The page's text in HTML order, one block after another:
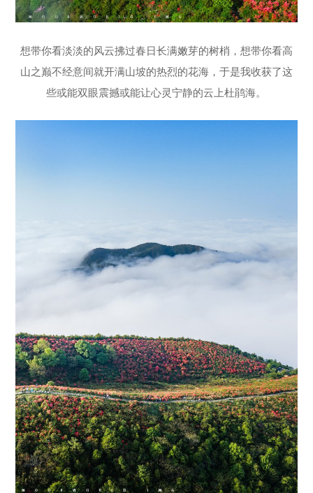
想带你看淡淡的风云拂过春日长满嫩芽的树梢，想带你看高
山之巅不经意间就开满山坡的热烈的花海，于是我收获了这
些或能双眼震撼或能让心灵宁静的云上杜鹃海。